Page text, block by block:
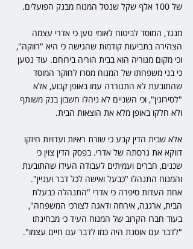
של 100 אלף שקל שנטל המנוח מבנק הפועלים.
מנגד, המוסד לביטוח לאומי טען כי אדרי עצמה
הצהירה בתביעות קודמות שהגישה כי היא "רווקה",
וכי מקום מגוריה הוא בבית הוריה בירוחם. עוד נטען
כי בני משפחתו של המנוח מסרו לחוקר המוסד
שהתובעת לא התגוררה עמו באופן קבוע, אלא
"לסירוגין", וכי השניים לא ניהלו חשבון בנק משותף
ולא חלקו באופן מלא את הוצאות הבית.
אלא שבית הדין קבע כי שורת ראיות ועדויות חיזקו
דווקא את גרסתה של אדרי. בפסק הדין צוין כי
שכנים, חברים ועמיתים לעבודה העידו שהתובעת
והמנוח התנהלו "כבעל ואישה לכל דבר ועניין".
אחת העדות סיפרה כי אדרי "התנהלה כבעלת
הבית, ארגנה, אירחה ודאגה לצורכי המשפחה",
בעוד חברו הקרוב של המנוח העיד כי מבחינתו
"לדבר עם אוסנת היה כמו לדבר עם חיים עצמו".